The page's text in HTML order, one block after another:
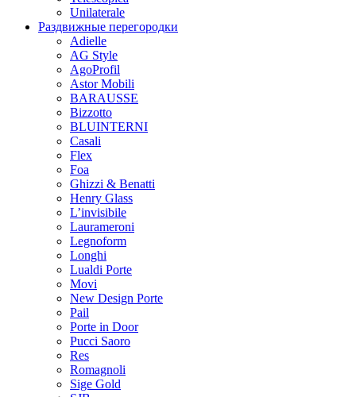
Unilaterale
Раздвижные перегородки
Adielle
AG Style
AgoProfil
Astor Mobili
BARAUSSE
Bizzotto
BLUINTERNI
Casali
Flex
Foa
Ghizzi & Benatti
Henry Glass
L’invisibile
Laurameroni
Legnoform
Longhi
Lualdi Porte
Movi
New Design Porte
Pail
Porte in Door
Pucci Saoro
Res
Romagnoli
Sige Gold